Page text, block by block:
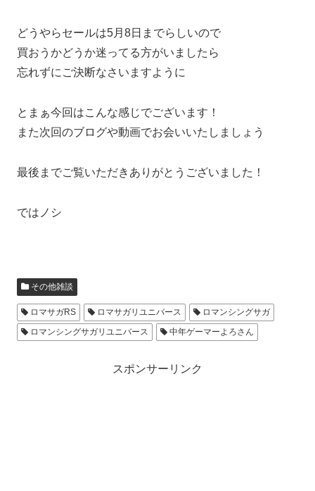
どうやらセールは5月8日までらしいので
買おうかどうか迷ってる方がいましたら
忘れずにご決断なさいますように
とまぁ今回はこんな感じでございます！
また次回のブログや動画でお会いいたしましょう
最後までご覧いただきありがとうございました！
ではノシ
その他雑談
ロマサガRS ロマサガリユニバース
ロマンシングサガ
ロマンシングサガリユニバース
中年ゲーマーよろさん
スポンサーリンク